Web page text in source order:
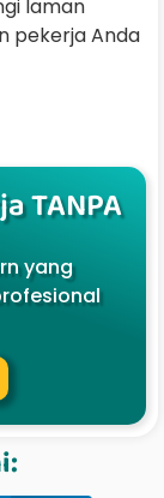
laman
pekerja Anda
TANPA
yang